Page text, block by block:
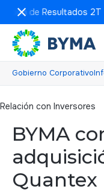
de Resultados 2T
Relación con
Gobierno Corporativo
Relación con Inversores
BYMA
Quantex